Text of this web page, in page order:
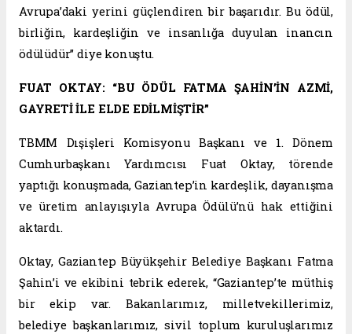
Avrupa’daki yerini güçlendiren bir başarıdır. Bu ödül,
birliğin, kardeşliğin ve insanlığa duyulan inancın
ödülüdür” diye konuştu.
FUAT OKTAY: “BU ÖDÜL FATMA ŞAHİN’İN AZMİ,
GAYRETİ İLE ELDE EDİLMİŞTİR”
TBMM Dışişleri Komisyonu Başkanı ve 1. Dönem
Cumhurbaşkanı Yardımcısı Fuat Oktay, törende
yaptığı konuşmada, Gaziantep’in kardeşlik, dayanışma
ve üretim anlayışıyla Avrupa Ödülü’nü hak ettiğini
aktardı.
Oktay, Gaziantep Büyükşehir Belediye Başkanı Fatma
Şahin’i ve ekibini tebrik ederek, “Gaziantep’te müthiş
bir ekip var. Bakanlarımız, milletvekillerimiz,
belediye başkanlarımız, sivil toplum kuruluşlarımız